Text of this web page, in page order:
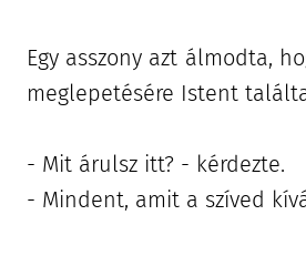
Egy asszony azt álmodta,
meglepetésére Istent
- Mit árulsz itt? - kérdezte.
- Mindent, amit a szíved